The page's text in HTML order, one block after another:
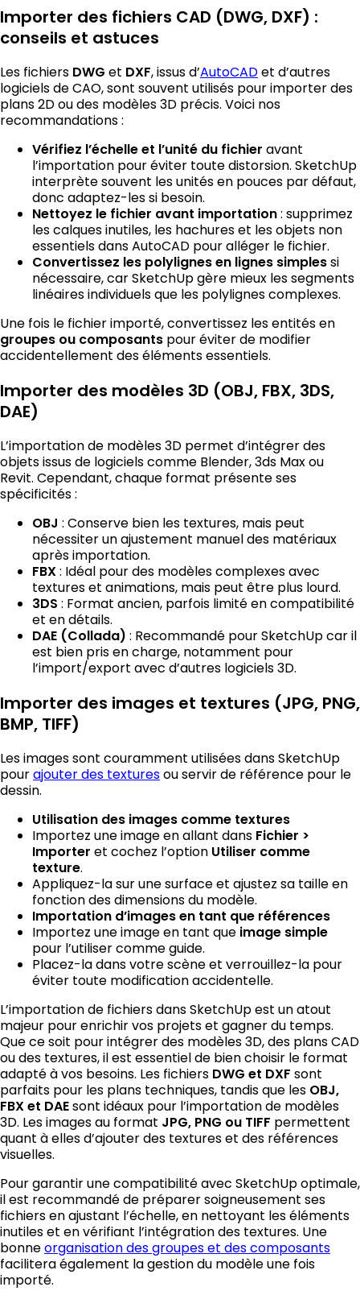
Importer des fichiers CAD (DWG, DXF) :
conseils et astuces
Les fichiers DWG et DXF, issus d’AutoCADet d’autres
logiciels de CAO, sont souvent utilisés pour importer des
plans 2D ou des modèles 3D précis. Voici nos
recommandations :
Vérifiez l’échelle et l’unité du fichier avant
l’importation pour éviter toute distorsion. SketchUp
interprète souvent les unités en pouces par défaut,
donc adaptez-les si besoin.
Nettoyez le fichier avant importation: supprimez
les calques inutiles, les hachures et les objets non
essentiels dans AutoCAD pour alléger le fichier.
Convertissez les polylignes en lignes simplessi
nécessaire, car SketchUp gère mieux les segments
linéaires individuels que les polylignes complexes.
Une fois le fichier importé, convertissez les entités en
groupes ou composants pour éviter de modifier
accidentellement des éléments essentiels.
Importer des modèles 3D (OBJ, FBX, 3DS,
DAE)
L’importation de modèles 3D permet d’intégrer des
objets issus de logiciels comme Blender, 3ds Max ou
Revit. Cependant, chaque format présente ses
spécificités :
OBJ : Conserve bien les textures, mais peut
nécessiter un ajustement manuel des matériaux
après importation.
FBX: Idéal pour des modèles complexes avec
textures et animations, mais peut être plus lourd.
3DS : Format ancien, parfois limité en compatibilité
et en détails.
DAE (Collada) : Recommandé pour SketchUp car il
est bien pris en charge, notamment pour
l’import/export avec d’autres logiciels 3D.
Importer des images et textures (JPG, PNG,
BMP, TIFF)
Les images sont couramment utilisées dans SketchUp
pourajouter des texturesou servir de référence pour le
dessin.
Utilisation des images comme textures
Importez une image en allant dans Fichier >
Importer et cochez l’option Utiliser comme
texture.
Appliquez-la sur une surface et ajustez sa taille en
fonction des dimensions du modèle.
Importation d’images en tant que références
Importez une image en tant que image simple
pour l’utiliser comme guide.
Placez-la dans votre scène et verrouillez-la pour
éviter toute modification accidentelle.
L’importation de fichiers dans SketchUp est un atout
majeur pour enrichir vos projets et gagner du temps.
Que ce soit pour intégrer des modèles 3D, des plans CAD
ou des textures, il est essentiel de bien choisir le format
adapté à vos besoins. Les fichiers DWG et DXF sont
parfaits pour les plans techniques, tandis que les OBJ,
FBX et DAEsont idéaux pour l’importation de modèles
3D. Les images au format JPG, PNG ou TIFF permettent
quant à elles d’ajouter des textures et des références
visuelles.
Pour garantir une compatibilité avec SketchUp optimale,
il est recommandé de préparer soigneusement ses
fichiers en ajustant l’échelle, en nettoyant les éléments
inutiles et en vérifiant l’intégration des textures. Une
bonneorganisation des groupes et des composants
facilitera également la gestion du modèle une fois
importé.